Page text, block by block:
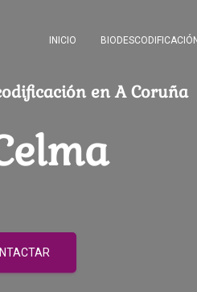
INICIO BIODESCODIFICACIÓN
en A Coruña